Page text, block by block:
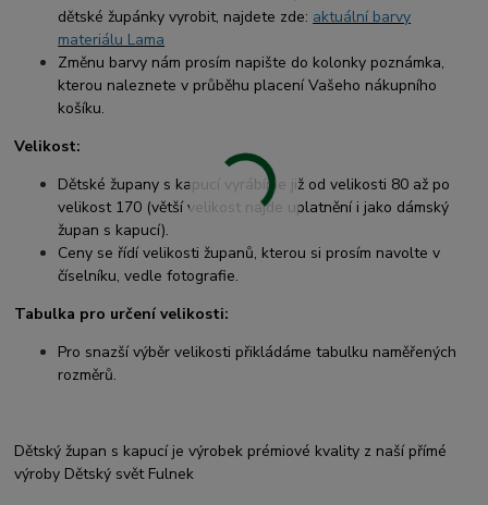
dětské župánky vyrobit, najdete zde: aktuální barvy
materiálu Lama
Změnu barvy nám prosím napište do kolonky poznámka,
kterou naleznete v průběhu placení Vašeho nákupního
košíku.
Velikost:
Dětské župany s kapucí vyrábíme již od velikosti 80 až po
velikost 170 (větší velikost najde uplatnění i jako dámský
župan s kapucí).
Ceny se řídí velikosti županů, kterou si prosím navolte v
číselníku, vedle fotografie.
Tabulka pro určení velikosti:
Pro snazší výběr velikosti přikládáme tabulku naměřených
rozměrů.
Dětský župan s kapucí je výrobek prémiové kvality z naší přímé
výroby Dětský svět Fulnek